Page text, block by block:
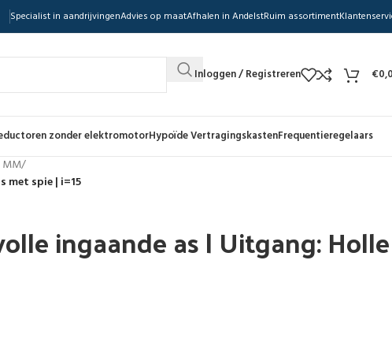
Specialist in aandrijvingenAdvies op maatAfhalen in AndelstRuim assortiment
Inloggen / Registreren €
zonder elektromotorHypoïde VertragingskastenFrequentieregelaars
MM/
met spie | i=15
ingaande as | Uitgang: Holle